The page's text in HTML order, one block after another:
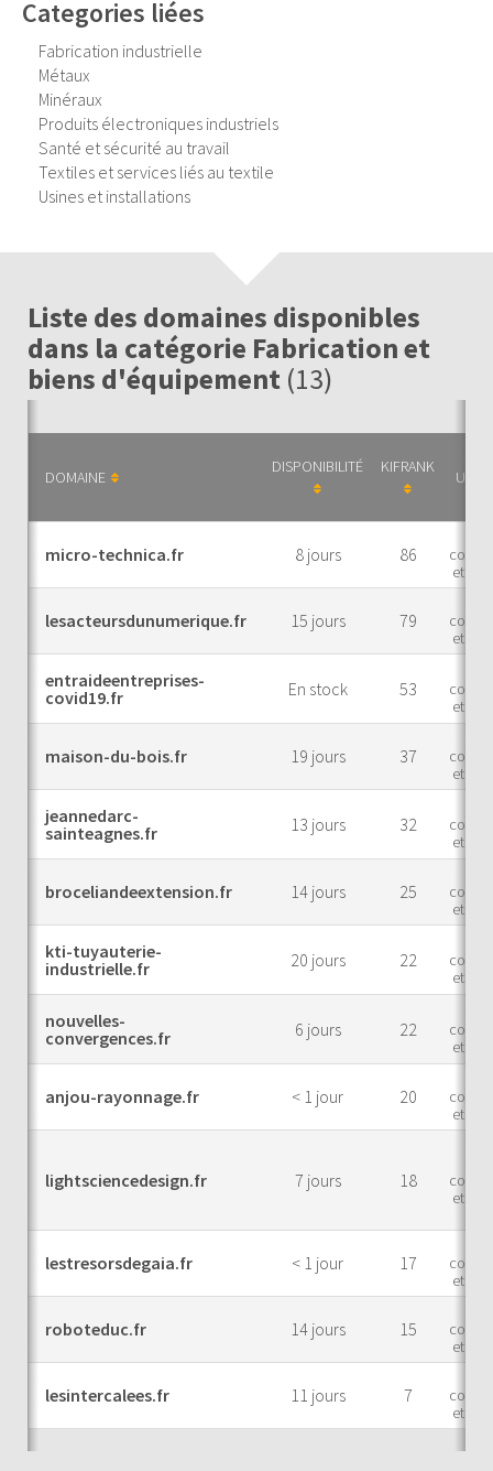
Categories liées
Fabrication industrielle
Métaux
Minéraux
Produits électroniques industriels
Santé et sécurité au travail
Textiles et services liés au textile
Usines et installations
Liste des domaines disponibles
dans la catégorie Fabrication et
biens d'équipement (13)
DOMAINE
DISPONIBILITÉ KIFRANK
micro-technica.fr 8 jours 86
et
lesacteursdunumerique.fr 15 jours 79
et
entraideentreprises-
covid19.fr
En stock 53
et
maison-du-bois.fr 19 jours 37
et
jeannedarc-
sainteagnes.fr
13 jours 32
et
broceliandeextension.fr 14 jours 25
et
kti-tuyauterie-
industrielle.fr
20 jours 22
et
nouvelles-
convergences.fr
6 jours 22
et
anjou-rayonnage.fr < 1 jour 20
et
lightsciencedesign.fr 7 jours 18
et
lestresorsdegaia.fr < 1 jour 17
et
roboteduc.fr 14 jours 15
et
lesintercalees.fr 11 jours 7
et